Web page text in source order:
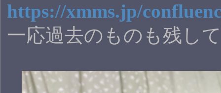
https://xmms.jp/
一応過去のものも残し